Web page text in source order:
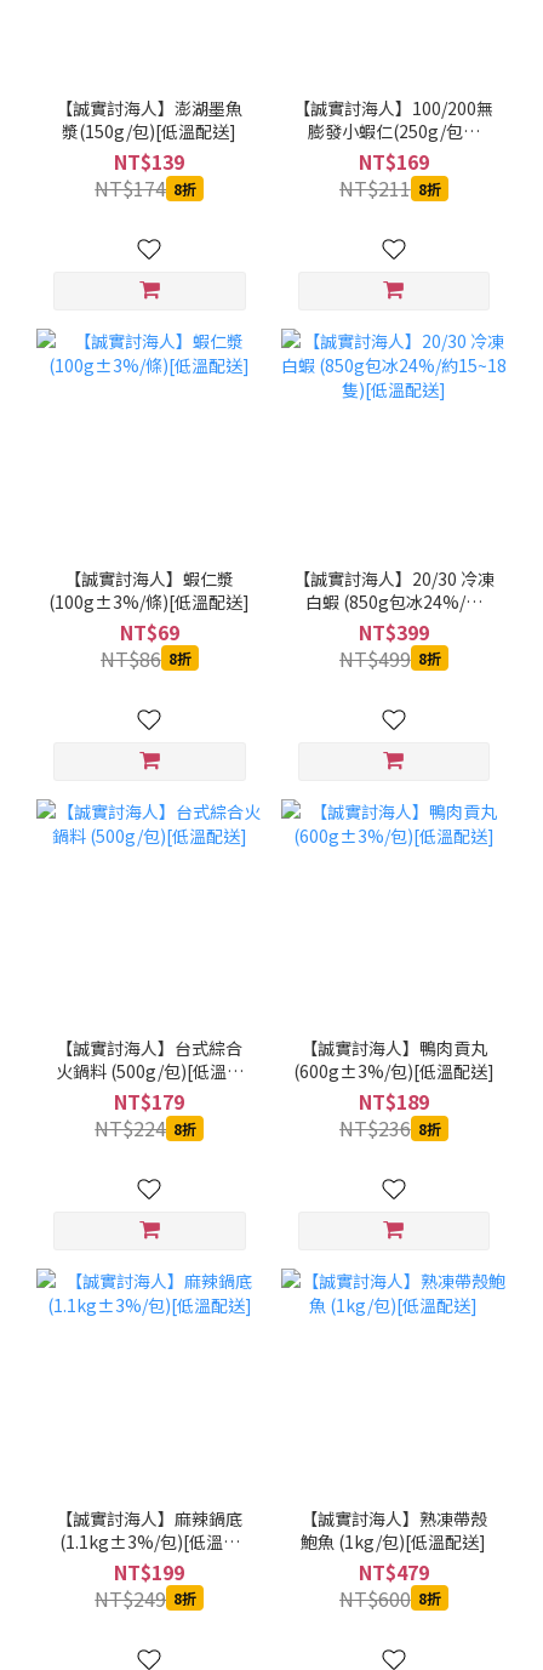
【誠實討海人】澎湖墨魚
漿(150g/包)[低溫配送]
NT$139
NT$174 8折
【誠實討海人】100/200無
膨發小蝦仁(250g/包冰
20%/包)[低溫配送]
NT$169
NT$211 8折
【誠實討海人】蝦仁漿
(100g±3%/條)[低溫配送]
NT$69
NT$86 8折
【誠實討海人】20/30 冷凍
白蝦 (850g包冰24%/約
15~18隻)[低溫配送]
NT$399
NT$499 8折
【誠實討海人】台式綜合
火鍋料 (500g/包)[低溫配
送]
NT$179
NT$224 8折
【誠實討海人】鴨肉貢丸
(600g±3%/包)[低溫配送]
NT$189
NT$236 8折
【誠實討海人】麻辣鍋底
(1.1kg±3%/包)[低溫配
送]
NT$199
NT$249 8折
【誠實討海人】熟凍帶殼
鮑魚 (1kg/包)[低溫配送]
NT$479
NT$600 8折